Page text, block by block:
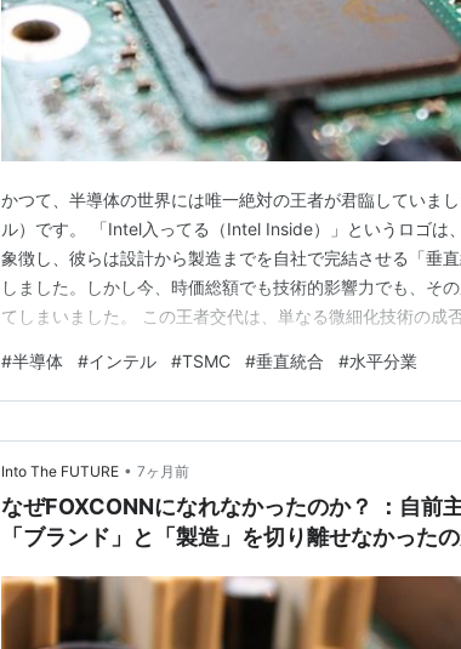
かつて、半導体の世界には唯一絶対の王者が君臨していま
ル）です。 「Intel入ってる（Intel Inside）」というロゴは
象徴し、彼らは設計から製造までを自社で完結させる「垂
しました。しかし今、時価総額でも技術的影響力でも、そ
てしまいました。 この王者交代は、単なる微細化技術の成
ットフォーム」という物語に敗北したのです。 Intelの敗北
い檻」 Intelの…
#半導体 #インテル #TSMC #垂直統合 #水平分業
Into The FUTURE • 7ヶ月前
なぜFOXCONNになれなかったのか？ ：自前
「ブランド」と「製造」を切り離せなかった